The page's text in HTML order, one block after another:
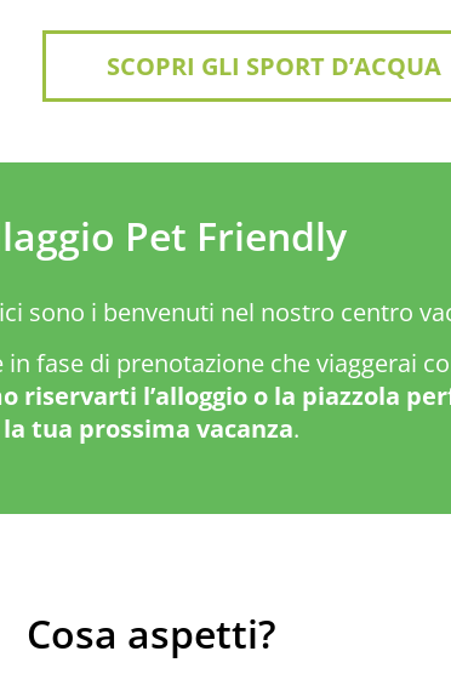
SCOPRI GLI SPORT D’ACQUA
Pet Friendly
sono i benvenuti nel nostro centro
in fase di prenotazione che viaggerai
riservarti l’alloggio o la piazzola
la tua prossima vacanza.
Cosa aspetti?